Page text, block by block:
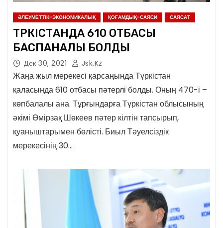
ӘЛЕУМЕТТІК-ЭКОНОМИКАЛЫҚ ҚОҒАМДЫҚ-САЯСИ САЯСАТ
ТҮРКІСТАНДА 610 ОТБАСЫ
БАСПАНАЛЫ БОЛДЫ
Дек 30, 2021 Jsk.kz
Жаңа жыл мерекесі қарсаңында Түркістан
қаласында 610 отбасы пәтерлі болды. Оның 470-і –
көпбалалы ана. Тұрғындарға Түркістан облысының
әкімі Өмірзақ Шөкеев пәтер кілтін тапсырып,
қуаныштарымен бөлісті. Биыл Тәуелсіздік
мерекесінің 30…